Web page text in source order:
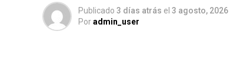
Publicado 3 días atrás el 3 agosto, 2026
Poradmin_user